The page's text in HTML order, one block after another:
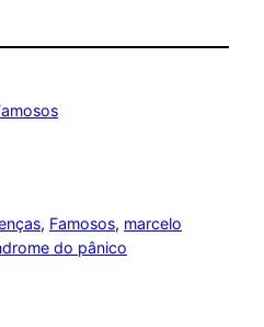
, Famosos, marcelo
do pânico